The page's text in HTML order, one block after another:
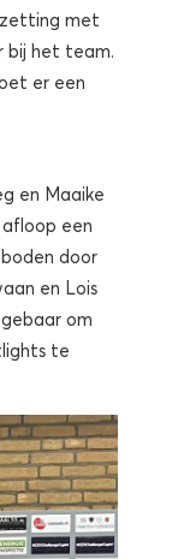
met
bij het team.
er een
en Maaike
een
door
en Lois
om
te